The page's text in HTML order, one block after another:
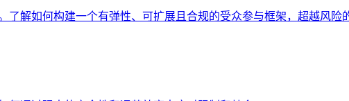
了解如何构建一个有弹性、可扩展且合规的受众参与框架，超越风险